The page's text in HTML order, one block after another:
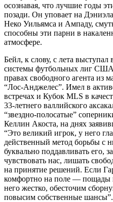
осознавая, что лучшие годы
позади. Он уповает на
Неко Уильямса и Ампаду,
способны эти парни в
атмосфере.
Бейл, к слову, с лета
системы футбольных лиг
правах свободного агента из
“Лос-Анджелес”. Имел в
встречах и Кубок MLS в
33-летнего валлийского
“звездно-полосатые”
Келлин Акоста, на днях
“Это великий игрок, у него
действенный метод борьбы
буквально поддавливать его,
чувствовать нас, лишать
на принятие решений. Если
комфортно на поле — пощады
него жестко, обесточим
повысим собственные шансы”.